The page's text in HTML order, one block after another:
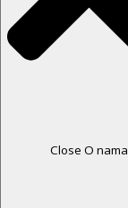
Close O nama